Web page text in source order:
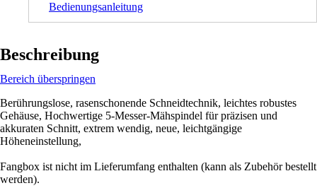
Bedienungsanleitung
Beschreibung
Bereich überspringen
Berührungslose, rasenschonende Schneidtechnik, leichtes robustes
Gehäuse, Hochwertige 5-Messer-Mähspindel für präzisen und
akkuraten Schnitt, extrem wendig, neue, leichtgängige
Höheneinstellung,
Fangbox ist nicht im Lieferumfang enthalten (kann als Zubehör bestellt
werden).